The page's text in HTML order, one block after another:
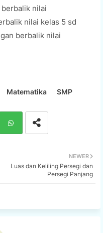
nilai
nilai kelas 5 sd
berbalik nilai
Matematika SMP
ats
NEWER
Luas dan Keliling Persegi dan
Persegi Panjang